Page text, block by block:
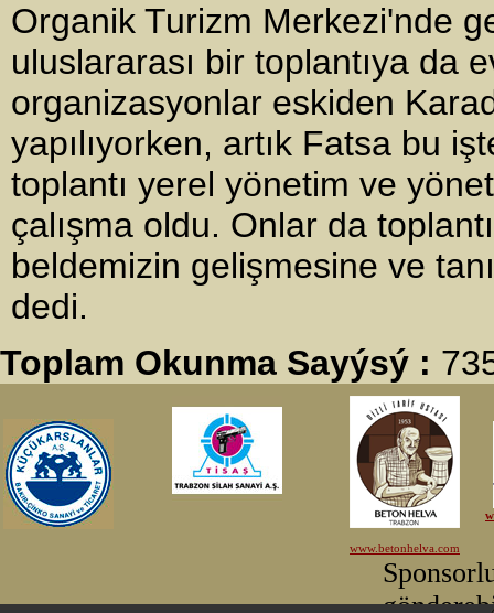
Organik Turizm Merkezi'nde
uluslararası bir toplantıya da
organizasyonlar eskiden
yapılıyorken, artık Fatsa bu
toplantı yerel yönetim ve
çalışma oldu. Onlar da
beldemizin gelişmesine ve
dedi.
Toplam Okunma Sayýsý :